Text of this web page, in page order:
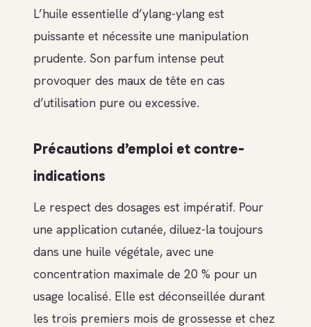
L’huile essentielle d’ylang-ylang est
puissante et nécessite une manipulation
prudente. Son parfum intense peut
provoquer des maux de tête en cas
d’utilisation pure ou excessive.
Précautions d’emploi et contre-
indications
Le respect des dosages est impératif. Pour
une application cutanée, diluez-la toujours
dans une huile végétale, avec une
concentration maximale de 20 % pour un
usage localisé. Elle est déconseillée durant
les trois premiers mois de grossesse et chez